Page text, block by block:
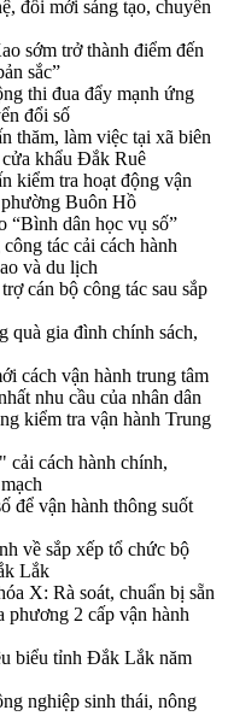
đổi mới sáng tạo, chuyển
sớm trở thành điểm đến
sắc”
thi đua đẩy mạnh ứng
đổi số
thăm, làm việc tại xã biên
khẩu Đắk Ruê
kiểm tra hoạt động vận
Buôn Hồ
“Bình dân học vụ số”
tác cải cách hành
và du lịch
cán bộ công tác sau sắp
quà gia đình chính sách,
cách vận hành trung tâm
nhu cầu của nhân dân
kiểm tra vận hành Trung
cách hành chính,
để vận hành thông suốt
về sắp xếp tổ chức bộ
Lắk
X: Rà soát, chuẩn bị sẵn
phương 2 cấp vận hành
biểu tỉnh Đắk Lắk năm
nghiệp sinh thái, nông